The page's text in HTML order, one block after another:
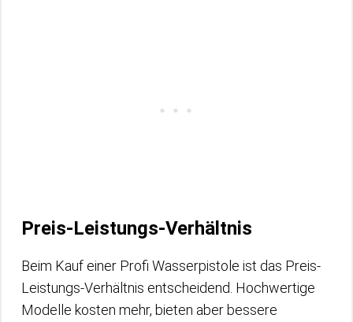
Preis-Leistungs-Verhältnis
Beim Kauf einer Profi Wasserpistole ist das Preis-
Leistungs-Verhältnis entscheidend. Hochwertige
Modelle kosten mehr, bieten aber bessere